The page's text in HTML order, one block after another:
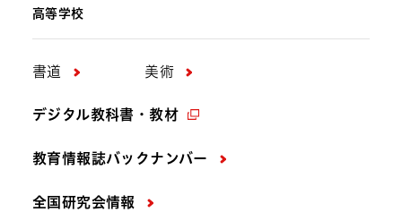
高等学校
書道 美術
デジタル教科書・教材
教育情報誌バックナンバー
全国研究会情報